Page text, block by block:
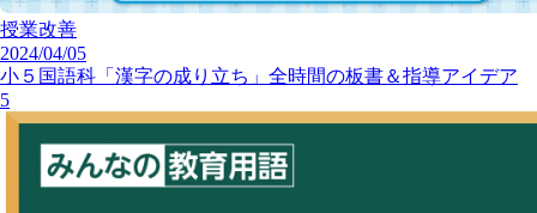
授業改善
2024/04/05
小５国語科「漢字の成り立ち」全時間の板書＆指導アイデア
5